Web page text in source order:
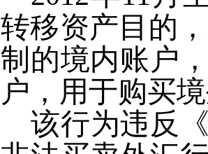
转移资产目的
制的境内账户
户，用于购买
该行为违反